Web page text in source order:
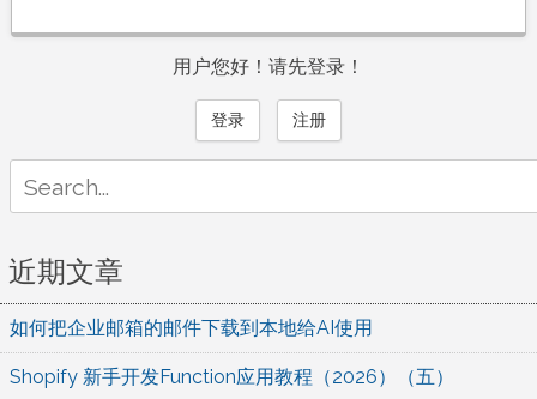
用户您好！请先登录！
登录 注册
for:
近期文章
如何把企业邮箱的邮件下载到本地给AI使用
Shopify 新手开发Function应用教程（2026）（五）